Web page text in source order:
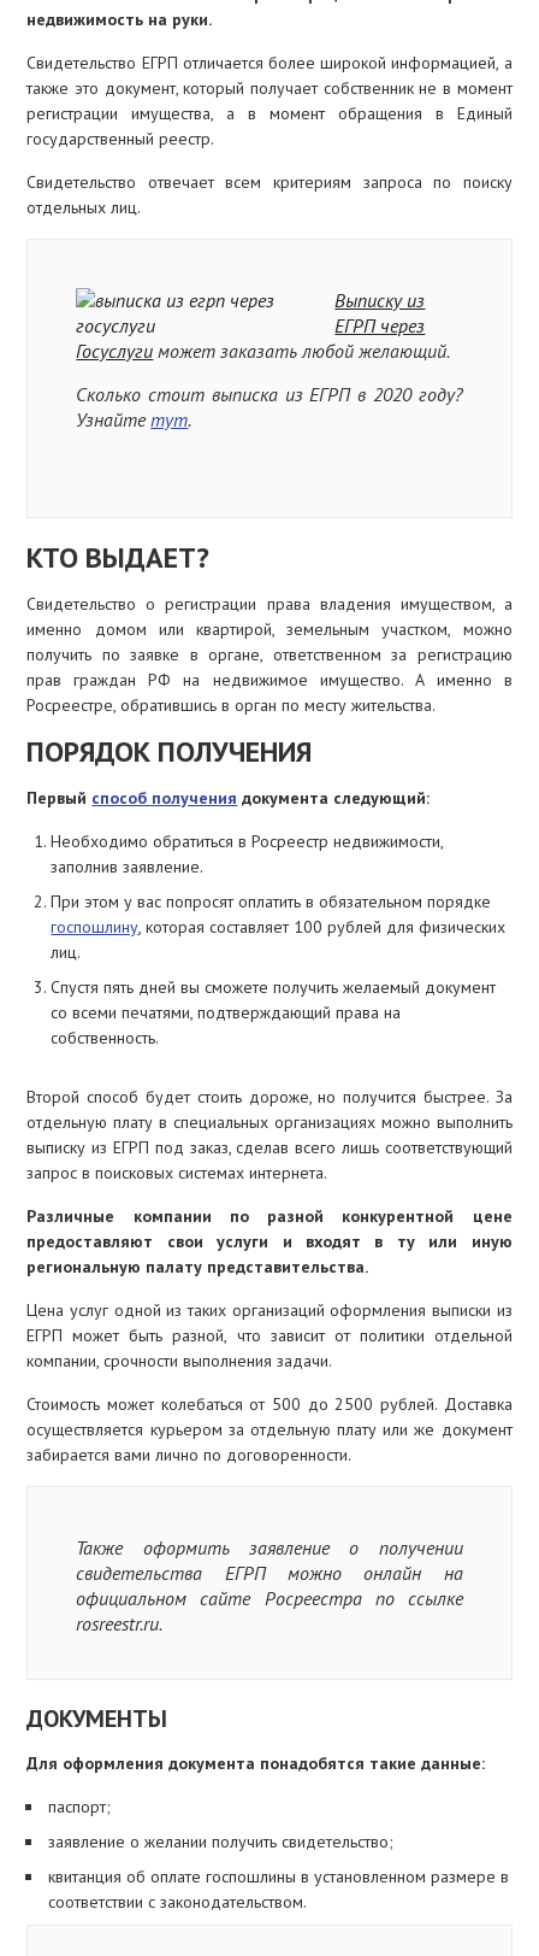
недвижимость на руки.
Свидетельство ЕГРП отличается более широкой информацией, а
также это документ, который получает собственник не в момент
регистрации имущества, а в момент обращения в Единый
государственный реестр.
Свидетельство отвечает всем критериям запроса по поиску
отдельных лиц.
Выписку из
ЕГРП через
Госуслуги может заказать любой желающий.
Сколько стоит выписка из ЕГРП в 2020 году?
Узнайтетут.
КТО ВЫДАЕТ?
Свидетельство о регистрации права владения имуществом, а
именно домом или квартирой, земельным участком, можно
получить по заявке в органе, ответственном за регистрацию
прав граждан РФ на недвижимое имущество. А именно в
Росреестре, обратившись в орган по месту жительства.
ПОРЯДОК ПОЛУЧЕНИЯ
Первый способ получения документа следующий:
Необходимо обратиться в Росреестр недвижимости,
заполнив заявление.
При этом у вас попросят оплатить в обязательном порядке
госпошлину, которая составляет 100 рублей для физических
лиц.
Спустя пять дней вы сможете получить желаемый документ
со всеми печатями, подтверждающий права на
собственность.
Второй способ будет стоить дороже, но получится быстрее. За
отдельную плату в специальных организациях можно выполнить
выписку из ЕГРП под заказ, сделав всего лишь соответствующий
запрос в поисковых системах интернета.
Различные компании по разной конкурентной цене
предоставляют свои услуги и входят в ту или иную
региональную палату представительства.
Цена услуг одной из таких организаций оформления выписки из
ЕГРП может быть разной, что зависит от политики отдельной
компании, срочности выполнения задачи.
Стоимость может колебаться от 500 до 2500 рублей. Доставка
осуществляется курьером за отдельную плату или же документ
забирается вами лично по договоренности.
Также оформить заявление о получении
свидетельства ЕГРП можно онлайн на
официальном сайте Росреестра по ссылке
rosreestr.ru.
ДОКУМЕНТЫ
Для оформления документа понадобятся такие данные:
паспорт;
заявление о желании получить свидетельство;
квитанция об оплате госпошлины в установленном размере в
соответствии с законодательством.